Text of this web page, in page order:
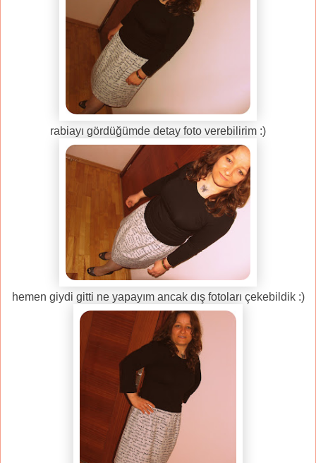
rabiayı gördüğümde detay foto verebilirim :)
hemen giydi gitti ne yapayım ancak dış fotoları çekebildik :)